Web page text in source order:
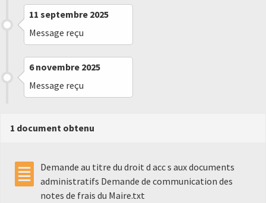
11 septembre 2025
Message reçu
6 novembre 2025
Message reçu
1 document obtenu
Demande au titre du droit d acc s aux documents
administratifs Demande de communication des
notes de frais du Maire.txt